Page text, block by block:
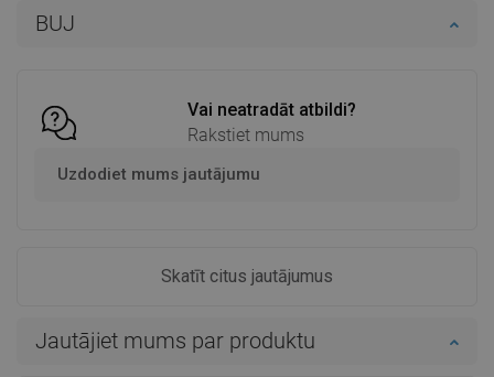
BUJ
Vai neatradāt atbildi?
Rakstiet mums
Uzdodiet mums jautājumu
Skatīt citus jautājumus
Jautājiet mums par produktu